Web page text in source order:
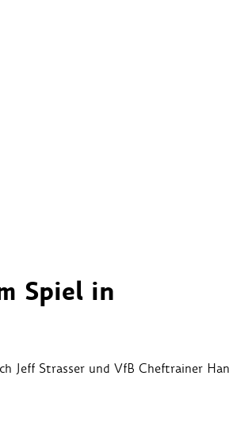
Spiel in
Jeff Strasser und VfB Cheftrainer